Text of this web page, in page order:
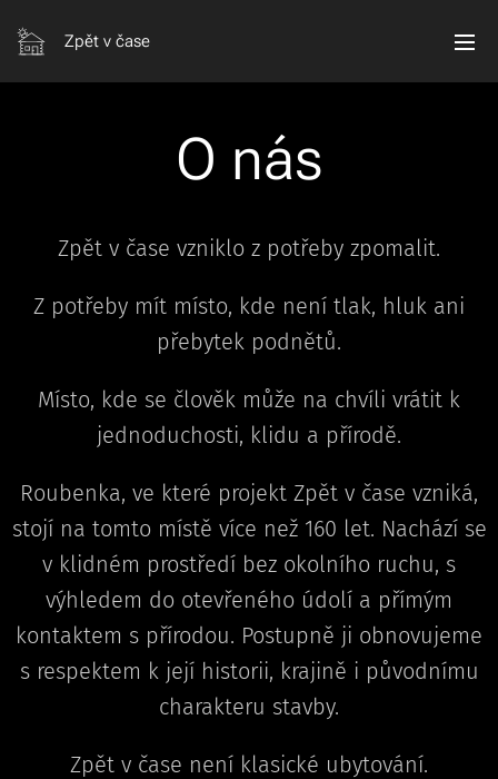
Zpět v čase
O nás
Zpět v čase vzniklo z potřeby zpomalit.
Z potřeby mít místo, kde není tlak, hluk ani
přebytek podnětů.
Místo, kde se člověk může na chvíli vrátit k
jednoduchosti, klidu a přírodě.
Roubenka, ve které projekt Zpět v čase vzniká,
stojí na tomto místě více než 160 let. Nachází se
v klidném prostředí bez okolního ruchu, s
výhledem do otevřeného údolí a přímým
kontaktem s přírodou. Postupně ji obnovujeme
s respektem k její historii, krajině i původnímu
charakteru stavby.
Zpět v čase není klasické ubytování.